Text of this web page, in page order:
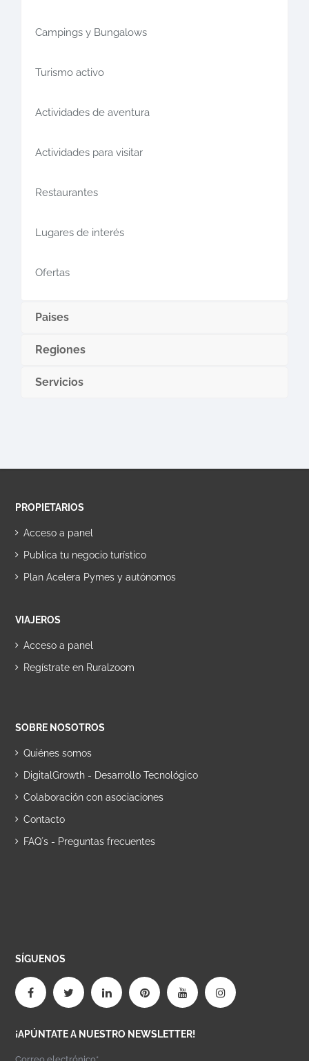
Campings y Bungalows
Turismo activo
Actividades de aventura
Actividades para visitar
Restaurantes
Lugares de interés
Ofertas
Paises
Regiones
Servicios
PROPIETARIOS
Acceso a panel
Publica tu negocio turístico
Plan Acelera Pymes y autónomos
VIAJEROS
Acceso a panel
Regístrate en Ruralzoom
SOBRE NOSOTROS
Quiénes somos
DigitalGrowth - Desarrollo Tecnológico
Colaboración con asociaciones
Contacto
FAQ´s - Preguntas frecuentes
SÍGUENOS
¡APÚNTATE A NUESTRO NEWSLETTER!